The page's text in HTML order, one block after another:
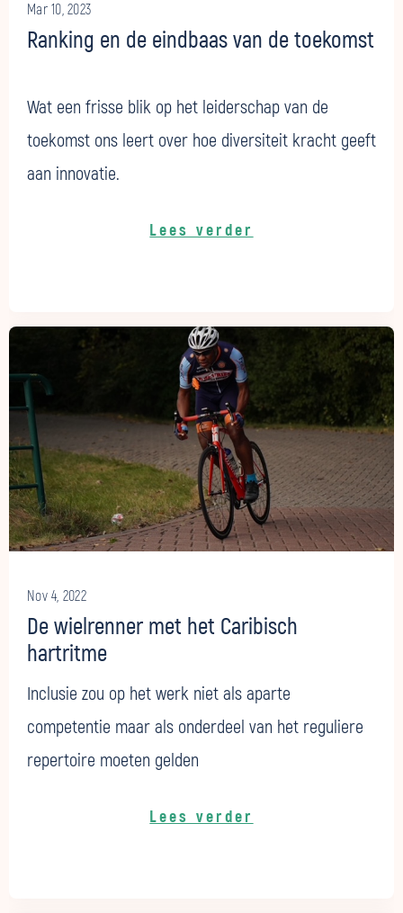
Mar 10, 2023
Ranking en de eindbaas van de toekomst
Wat een frisse blik op het leiderschap van de
toekomst ons leert over hoe diversiteit kracht geeft
aan innovatie.
Lees verder
Nov 4, 2022
De wielrenner met het Caribisch
hartritme
Inclusie zou op het werk niet als aparte
competentie maar als onderdeel van het reguliere
repertoire moeten gelden
Lees verder